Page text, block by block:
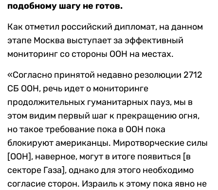
подобному шагу не готов.
Как отметил российский дипломат, на данном
этапе Москва выступает за эффективный
мониторинг со стороны ООН на местах.
«Согласно принятой недавно резолюции 2712
СБ ООН, речь идет о мониторинге
продолжительных гуманитарных пауз, мы в
этом видим первый шаг к прекращению огня,
но такое требование пока в ООН пока
блокируют американцы. Миротворческие силы
[ООН], наверное, могут в итоге появиться [в
секторе Газа], однако для этого необходимо
согласие сторон. Израиль к этому пока явно не